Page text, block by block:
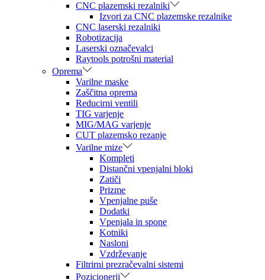
CNC plazemski rezalniki
Izvori za CNC plazemske rezalnike
CNC laserski rezalniki
Robotizacija
Laserski označevalci
Raytools potrošni material
Oprema
Varilne maske
Zaščitna oprema
Reducirni ventili
TIG varjenje
MIG/MAG varjenje
CUT plazemsko rezanje
Varilne mize
Kompleti
Distančni vpenjalni bloki
Zatiči
Prizme
Vpenjalne puše
Dodatki
Vpenjala in spone
Kotniki
Nasloni
Vzdrževanje
Filtrirni prezračevalni sistemi
Pozicionerji